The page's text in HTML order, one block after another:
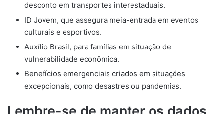
desconto em transportes interestaduais.
ID Jovem, que assegura meia-entrada em eventos
culturais e esportivos.
Auxílio Brasil, para famílias em situação de
vulnerabilidade econômica.
Benefícios emergenciais criados em situações
excepcionais, como desastres ou pandemias.